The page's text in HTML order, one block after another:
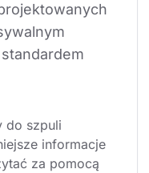
do szpuli
informacje
za pomocą